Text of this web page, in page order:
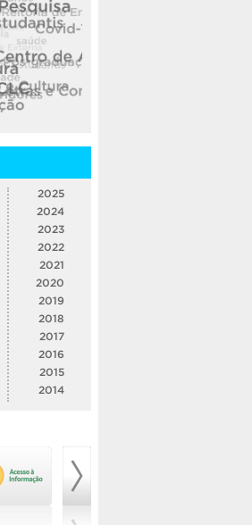
2025
2024
2023
2022
2021
2020
2019
2018
2017
2016
2015
2014